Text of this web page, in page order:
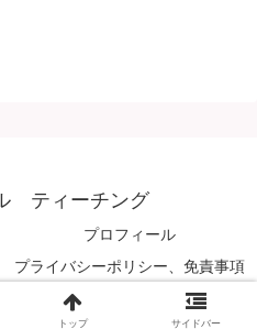
ティーチング
プロフィール
プライバシーポリシー、免責事項
アル ティーチング.
トップ サイドバー